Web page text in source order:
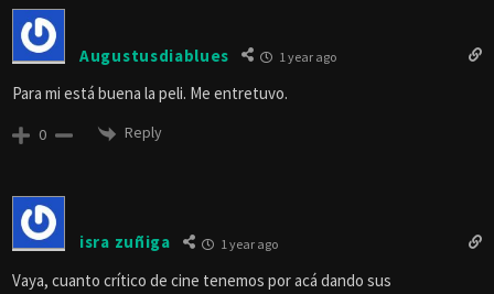
Augustusdiablues 1 year ago
Para mi está buena la peli. Me entretuvo.
0 Reply
isra zuñiga 1 year ago
Vaya, cuanto crítico de cine tenemos por acá dando sus